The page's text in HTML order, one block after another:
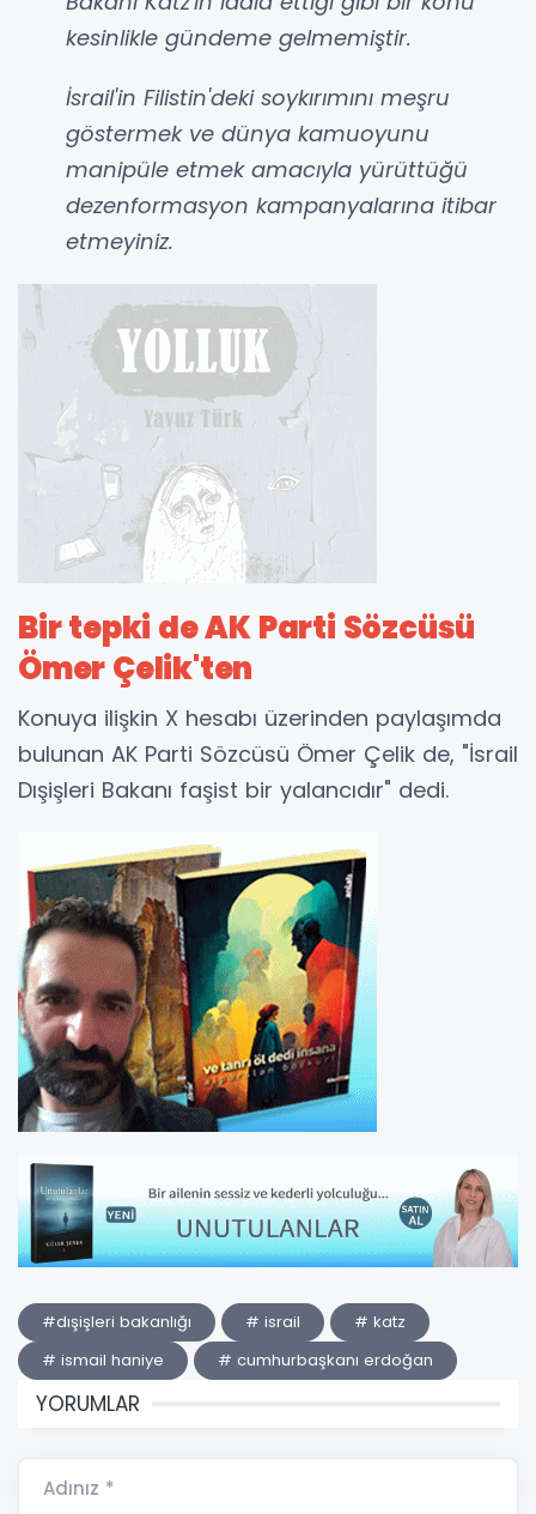
kesinlikle gündeme gelmemiştir.
İsrail'in Filistin'deki soykırımını meşru
göstermek ve dünya kamuoyunu
manipüle etmek amacıyla yürüttüğü
dezenformasyon kampanyalarına itibar
etmeyiniz.
Bir tepki de AK Parti Sözcüsü
Ömer Çelik'ten
Konuya ilişkin X hesabı üzerinden paylaşımda
bulunan AK Parti Sözcüsü Ömer Çelik de, "İsrail
Dışişleri Bakanı faşist bir yalancıdır" dedi.
#dışişleri bakanlığı # israil
# katz
# ismail haniye
# cumhurbaşkanı erdoğan
YORUMLAR
Adınız *